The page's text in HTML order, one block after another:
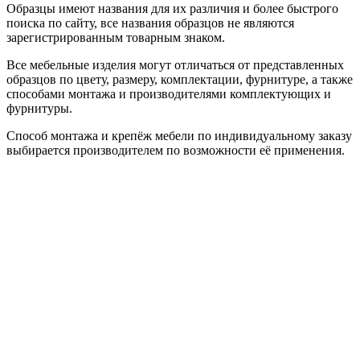
Образцы имеют названия для их различия и более быстрого
поиска по сайту, все названия образцов не являются
зарегистрированным товарным знаком.
Все мебельные изделия могут отличаться от представленных
образцов по цвету, размеру, комплектации, фурнитуре, а также
способами монтажа и производителями комплектующих и
фурнитуры.
Способ монтажа и крепёж мебели по индивидуальному заказу
выбирается производителем по возможности её применения.